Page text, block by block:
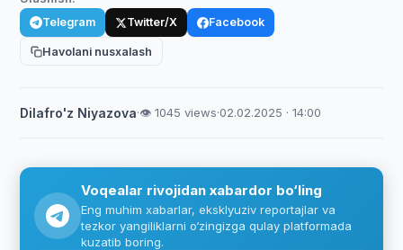
Telegram Twitter/X Facebook
Havolani nusxalash
Dilafro'z Niyazova·👁 1045 views·02.02.2025 · 14:00
Voqealar rivojidan xabardor bo‘ling
Eng muhim xabarlar, eksklyuziv reportajlar va
tezkor yangiliklarni o‘zingizga qulay platformada
kuzatib boring.